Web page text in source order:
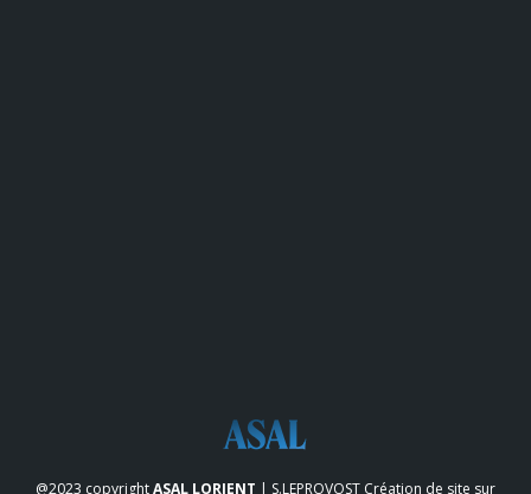
@2023 copyrightASAL LORIENT | S.LEPROVOST Création de site sur